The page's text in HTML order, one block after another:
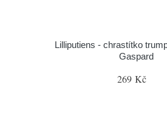
Lilliputiens - chrastítko
Gaspard
269 Kč